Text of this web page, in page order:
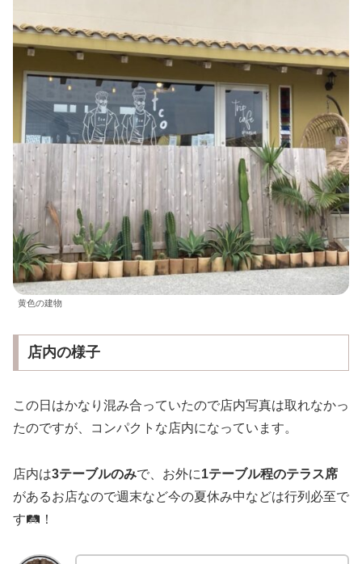
黄色の建物
店内の様子
この日はかなり混み合っていたので店内写真は取れなかっ
たのですが、コンパクトな店内になっています。
店内は3テーブルのみで、お外に1テーブル程のテラス席
があるお店なので週末など今の夏休み中などは行列必至で
す🛤！